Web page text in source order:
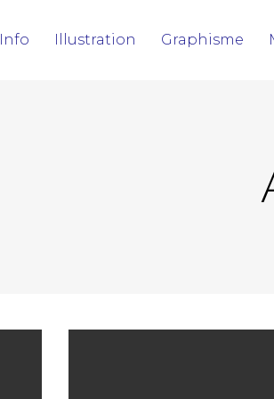
Info Illustration Graphisme